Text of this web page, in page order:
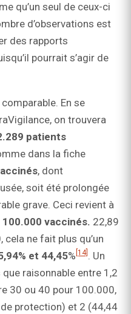
qu’un seul de ceux-ci
d’observations est
des rapports
pourrait s’agir de
En se
on trouvera
patients
dans la fiche
, dont
soit été prolongée
grave. Ceci revient à
vaccinés. 22,89
ne fait plus qu’un
et 44,45% [14] . Un
que raisonnable entre 1,2
30 ou 40 pour 100.000,
protection) et 2 (44,44